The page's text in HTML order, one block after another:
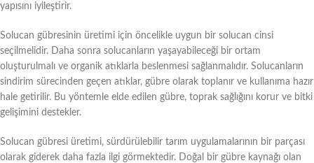
yapısını iyileştirir.
Solucan gübresinin üretimi için öncelikle uygun bir solucan cinsi
seçilmelidir. Daha sonra solucanların yaşayabileceği bir ortam
oluşturulmalı ve organik atıklarla beslenmesi sağlanmalıdır. Solucanların
sindirim sürecinden geçen atıklar, gübre olarak toplanır ve kullanıma hazır
hale getirilir. Bu yöntemle elde edilen gübre, toprak sağlığını korur ve bitki
gelişimini destekler.
Solucan gübresi üretimi, sürdürülebilir tarım uygulamalarının bir parçası
olarak giderek daha fazla ilgi görmektedir. Doğal bir gübre kaynağı olan